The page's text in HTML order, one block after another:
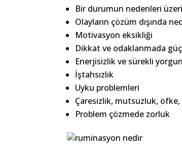
Bir durumun nedenleri
Olayların çözüm dışında
Motivasyon eksikliği
Dikkat ve odaklanmada
Enerjisizlik ve sürekli
İştahsızlık
Uyku problemleri
Çaresizlik, mutsuzluk, öfke,
Problem çözmede zorluk